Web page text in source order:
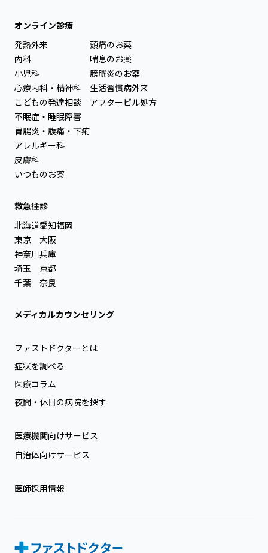
オンライン診療
発熱外来
内科
小児科
心療内科・精神科
こどもの発達相談
不眠症・睡眠障害
胃腸炎・腹痛・下痢
アレルギー科
皮膚科
いつものお薬
頭痛のお薬
喘息のお薬
膀胱炎のお薬
生活習慣病外来
アフターピル処方
救急往診
北海道
東京
神奈川
埼玉
千葉
愛知
大阪
兵庫
京都
奈良
福岡
メディカルカウンセリング
ファストドクターとは
症状を調べる
医療コラム
夜間・休日の病院を探す
医療機関向けサービス
自治体向けサービス
医師採用情報